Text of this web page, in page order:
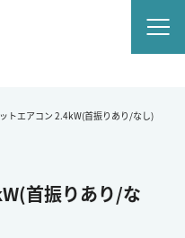
トエアコン 2.4kW(首振りあり/なし)
首振りあり/な